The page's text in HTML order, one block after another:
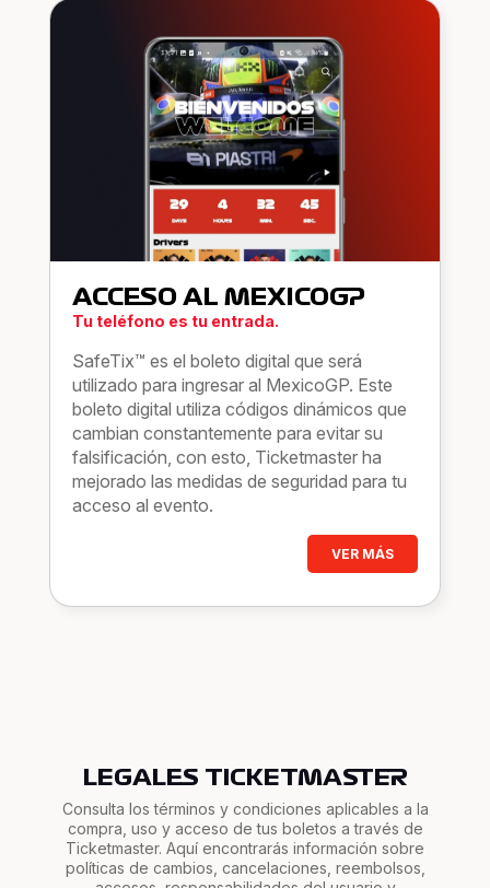
ACCESO AL MEXICOGP
Tu teléfono es tu entrada.
SafeTix™ es el boleto digital que será
utilizado para ingresar al MexicoGP. Este
boleto digital utiliza códigos dinámicos que
cambian constantemente para evitar su
falsificación, con esto, Ticketmaster ha
mejorado las medidas de seguridad para tu
acceso al evento.
VER MÁS
LEGALES TICKETMASTER
Consulta los términos y condiciones aplicables a la
compra, uso y acceso de tus boletos a través de
Ticketmaster. Aquí encontrarás información sobre
políticas de cambios, cancelaciones, reembolsos,